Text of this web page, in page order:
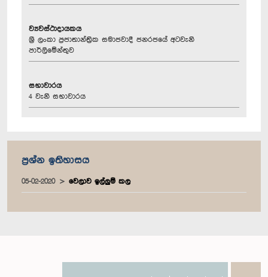
ව්‍යවස්ථාදායකය
ශ්‍රී ලංකා ප්‍රජාතාන්ත්‍රික සමාජවාදී ජනරජයේ අටවැනි
පාර්ලිමේන්තුව
සභාවාරය
4 වැනි සභාවාරය
ප්‍රශ්න ඉතිහාසය
05-02-2020 වෙලාව ඉල්ලුම් කල